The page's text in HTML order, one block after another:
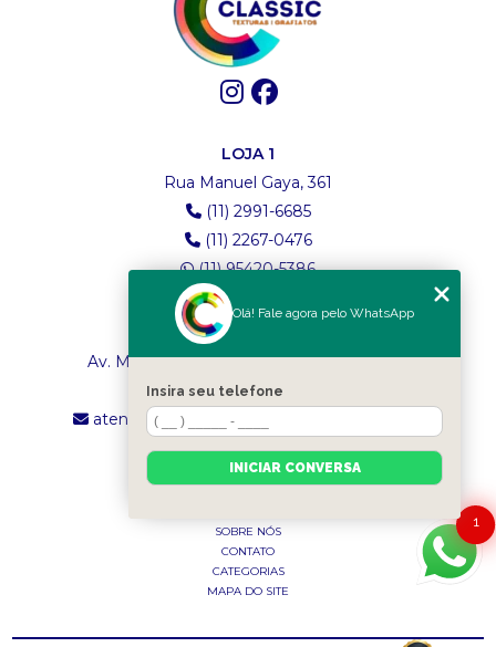
LOJA 1
Rua Manuel Gaya, 361
(11) 2991-6685
(11) 2267-0476
(11) 95420-5386
LOJA 2
Av. Maria Amália Lopes de Azevedo, 4260
(11) 2241-8434
atendimento.classictexturas@outlook.com
MENU
SOBRE NÓS
CONTATO
CATEGORIAS
MAPA DO SITE
1
Olá! Fale agora pelo WhatsApp
Insira seu telefone
INICIAR CONVERSA